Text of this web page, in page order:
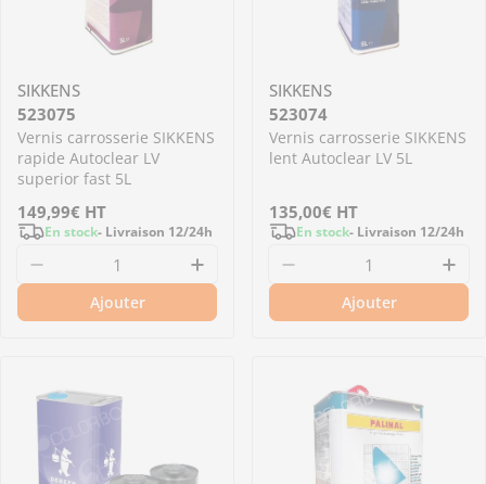
SIKKENS
523075
Vernis carrosserie SIKKENS
rapide Autoclear LV
superior fast 5L
Prix
régulier
149,99€ HT
En stock- Livraison 12/24h
Diminuer la quantité pour 523075 - Vernis
Augmenter la quantité pour
Ajouter
SIKKENS
523074
Vernis carrosserie SIKKENS
lent Autoclear LV 5L
Prix
régulier
135,00€ HT
En stock- Livraison 12/24h
Diminuer la
Ajouter